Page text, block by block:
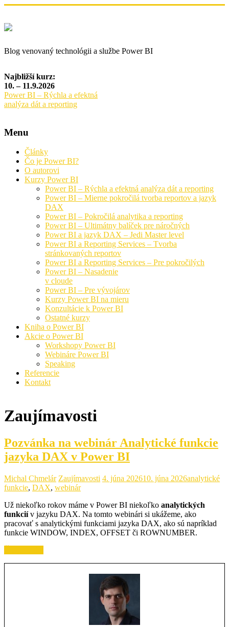
Blog venovaný technológii a službe Power BI
Najbližší kurz:
10. – 11.9.2026
Power BI – Rýchla a efektná
analýza dát a reporting
Menu
Články
Čo je Power BI?
O autorovi
Kurzy Power BI
Power BI – Rýchla a efektná analýza dát a reporting
Power BI – Mierne pokročilá tvorba reportov a jazyk
DAX
Power BI – Pokročilá analytika a reporting
Power BI – Ultimátny balíček pre náročných
Power BI a jazyk DAX – Jedi Master level
Power BI a Reporting Services – Tvorba
stránkovaných reportov
Power BI a Reporting Services – Pre pokročilých
Power BI – Nasadenie
v cloude
Power BI – Pre vývojárov
Kurzy Power BI na mieru
Konzultácie k Power BI
Ostatné kurzy
Kniha o Power BI
Akcie o Power BI
Workshopy Power BI
Webináre Power BI
Speaking
Referencie
Kontakt
Zaujímavosti
Pozvánka na webinár Analytické funkcie
jazyka DAX v Power BI
Michal Chmelár Zaujímavosti 4. júna 202610. júna 2026analytické
funkcie, DAX, webinár
Už niekoľko rokov máme v Power BI niekoľko analytických
funkciív jazyku DAX. Na tomto webinári si ukážeme, ako
pracovať s analytickými funkciami jazyka DAX, ako sú napríklad
funkcie WINDOW, INDEX, OFFSET či ROWNUMBER.